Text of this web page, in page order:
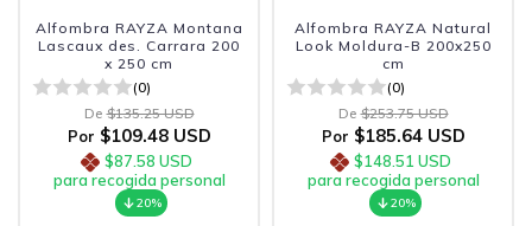
Alfombra RAYZA Montana
Lascaux des. Carrara 200
x 250 cm
(0)
De $135.25 USD
Por $109.48 USD
$87.58 USD
para recogida personal
20%
Alfombra RAYZA Natural
Look Moldura-B 200x250
cm
(0)
De $253.75 USD
Por $185.64 USD
$148.51 USD
para recogida personal
20%